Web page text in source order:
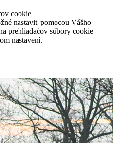
cookie
nastaviť pomocou Vášho
prehliadačov súbory cookie
nastavení.